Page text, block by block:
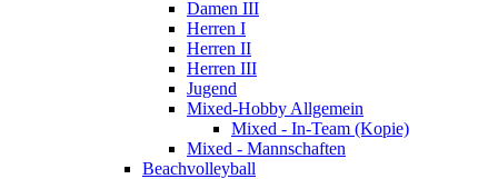
Damen III
Herren I
Herren II
Herren III
Jugend
Mixed-Hobby Allgemein
Mixed - In-Team (Kopie)
Mixed - Mannschaften
Beachvolleyball